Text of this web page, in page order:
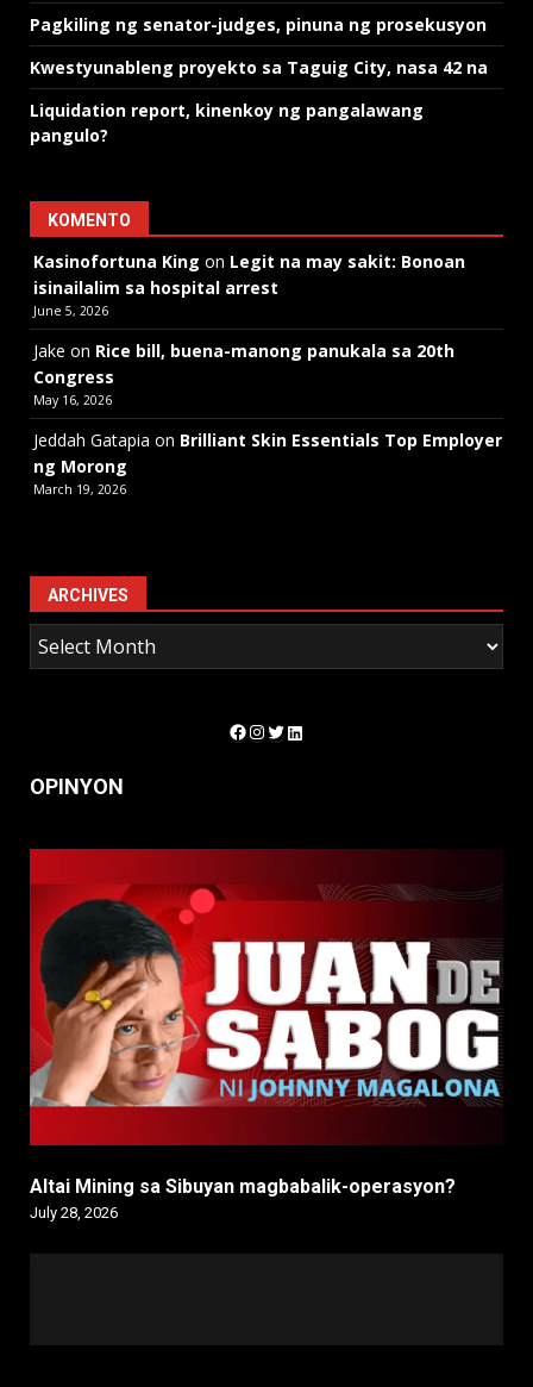
Pagkiling ng senator-judges, pinuna ng prosekusyon
Kwestyunableng proyekto sa Taguig City, nasa 42 na
Liquidation report, kinenkoy ng pangalawang
pangulo?
KOMENTO
Kasinofortuna King on Legit na may sakit: Bonoan
isinailalim sa hospital arrest
June 5, 2026
Jake on Rice bill, buena-manong panukala sa 20th
Congress
May 16, 2026
Jeddah Gatapia on Brilliant Skin Essentials Top Employer
ng Morong
March 19, 2026
ARCHIVES
Facebook
Instagram
Twitter
LinkedIn
OPINYON
Altai Mining sa Sibuyan magbabalik-operasyon?
July 28, 2026